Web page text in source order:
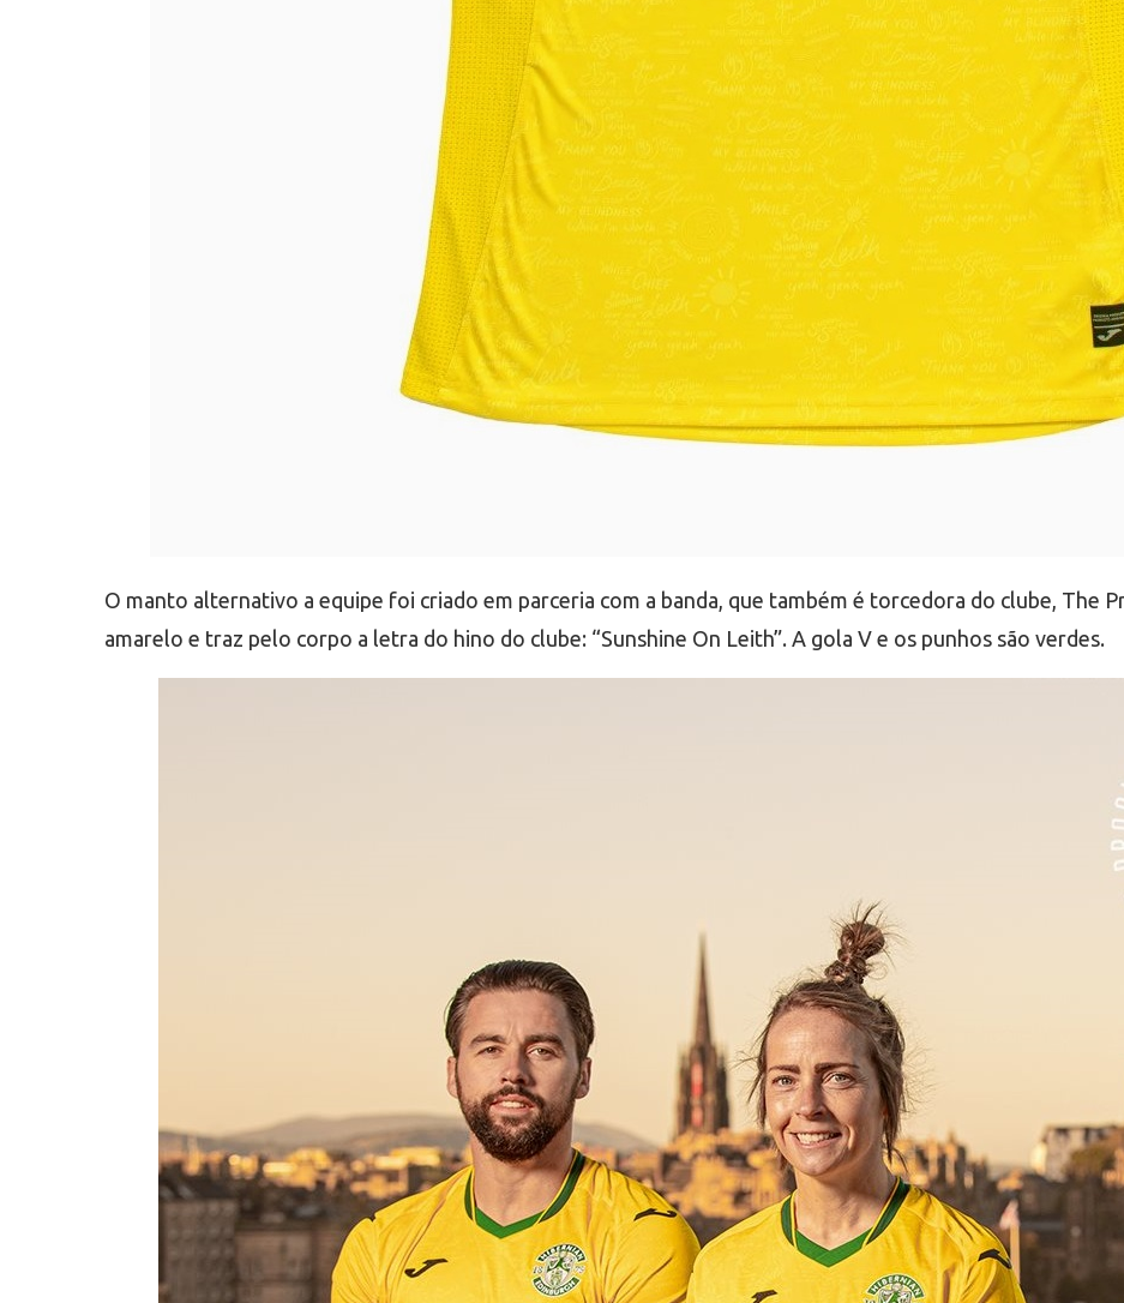
O manto alternativo a equipe foi criado em parceria com a banda, que também é torcedora do clube, The
amarelo e traz pelo corpo a letra do hino do clube: “Sunshine On Leith”. A gola V e os punhos são verdes.